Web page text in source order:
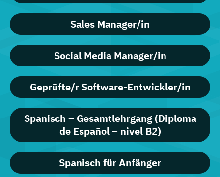
Sales Manager/in
Social Media Manager/in
Geprüfte/r Software-Entwickler/in
Spanisch – Gesamtlehrgang (Diploma
de Español – nivel B2)
Spanisch für Anfänger